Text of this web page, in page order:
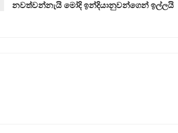
නවත්වන්නැයි මෝදි ඉන්දියානුවන්ගෙන් ඉල්ලයි